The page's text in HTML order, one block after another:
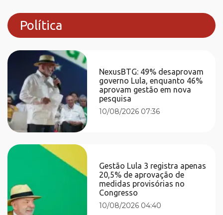
Política
NexusBTG: 49% desaprovam
governo Lula, enquanto 46%
aprovam gestão em nova
pesquisa
10/08/2026 07:36
Gestão Lula 3 registra apenas
20,5% de aprovação de
medidas provisórias no
Congresso
10/08/2026 04:40